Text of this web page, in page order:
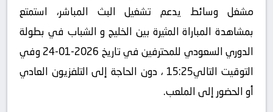
مشغل وسائط يدعم تشغيل البث المباشر، استمتع
بمشاهدة المباراة المثيرة بين الخليج و الشباب في بطولة
الدوري السعودي للمحترفين في تاريخ 2026-01-24 وفي
التوقيت التالي15:25 ، دون الحاجة إلى التلفزيون العادي
أو الحضور إلى الملعب.